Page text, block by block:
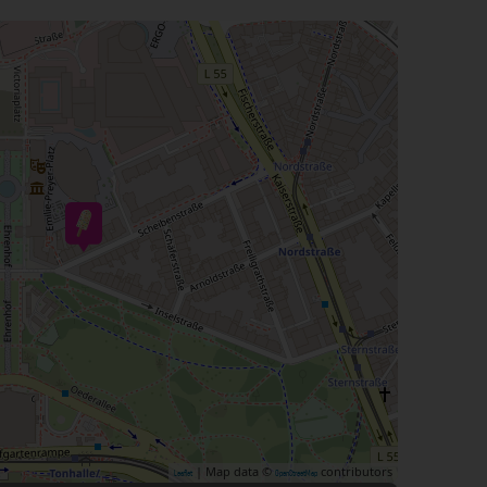
Leaflet | Map data © OpenStreetMap contributors